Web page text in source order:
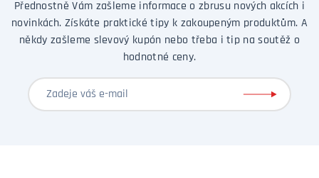
Přednostně Vám zašleme informace o zbrusu nových akcích i
novinkách. Získáte praktické tipy k zakoupeným produktům. A
někdy zašleme slevový kupón nebo třeba i tip na soutěž o
hodnotné ceny.